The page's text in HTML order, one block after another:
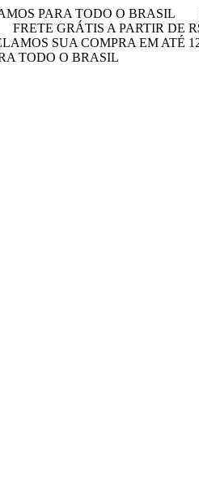
PARA TODO O BRASIL
FRETE GRÁTIS A PARTIR DE
SUA COMPRA EM ATÉ
TODO O BRASIL